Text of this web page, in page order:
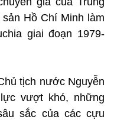
Hồ Chí Minh làm
giai đoạn 1979-
tịch nước Nguyễn
vượt khó, những
sắc của các cựu